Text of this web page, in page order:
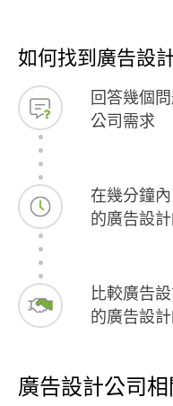
如何找到廣告設
回答幾個
公司需求
在幾分鐘
的廣告設
比較廣告
的廣告設
廣告設計公司